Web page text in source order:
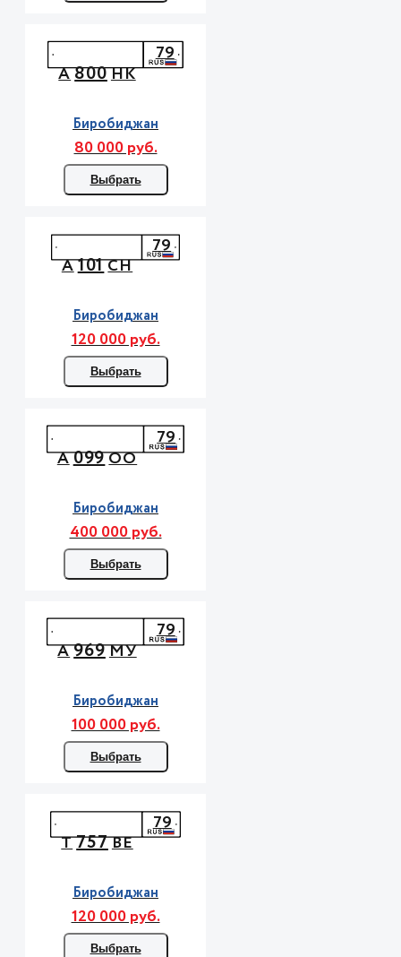
А800НК
79
Биробиджан
80 000 руб.
Выбрать
А101СН
79
Биробиджан
120 000 руб.
Выбрать
А099ОО
79
Биробиджан
400 000 руб.
Выбрать
А969МУ
79
Биробиджан
100 000 руб.
Выбрать
Т757ВЕ
79
Биробиджан
120 000 руб.
Выбрать